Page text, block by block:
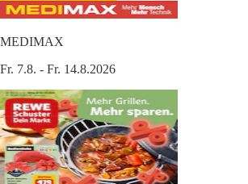
MEDIMAX
Fr. 7.8. - Fr. 14.8.2026